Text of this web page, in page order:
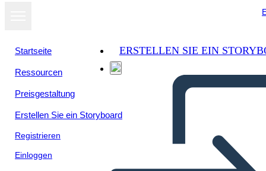
Startseite
Ressourcen
Preisgestaltung
Erstellen Sie ein Storyboard
Registrieren
Einloggen
ERSTELLEN SIE EIN
Als Diashow
ansehen